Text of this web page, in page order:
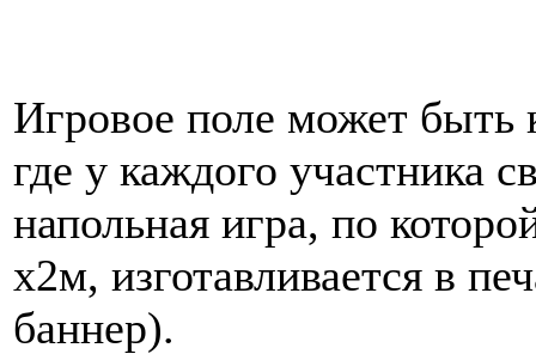
Игровое поле может быть
где у каждого участника
напольная игра, по
х2м, изготавливается в
баннер).